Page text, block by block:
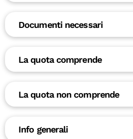
Documenti necessari
La quota comprende
La quota non comprende
Info generali